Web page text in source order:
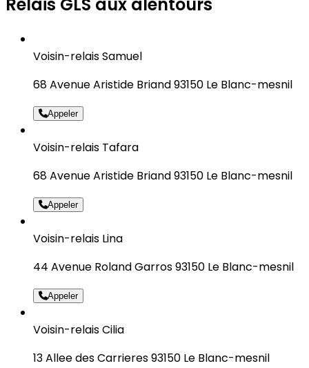
Voisin-relais Samuel
68 Avenue Aristide Briand 93150 Le Blanc-mesnil
Appeler
Voisin-relais Tafara
68 Avenue Aristide Briand 93150 Le Blanc-mesnil
Appeler
Voisin-relais Lina
44 Avenue Roland Garros 93150 Le Blanc-mesnil
Appeler
Voisin-relais Cilia
13 Allee des Carrieres 93150 Le Blanc-mesnil